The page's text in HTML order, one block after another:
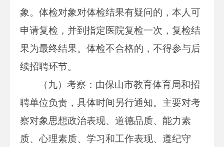
象。体检对象对体检结果有疑问的，本人可
申请复检，并到指定医院复检一次，复检结
果为最终结果。体检不合格的，不得参与后
续招聘环节。
（九）考察：由保山市教育体育局和招
聘单位负责，具体时间另行通知。主要对考
察对象思想政治表现、道德品质、能力素
质、心理素质、学习和工作表现、遵纪守